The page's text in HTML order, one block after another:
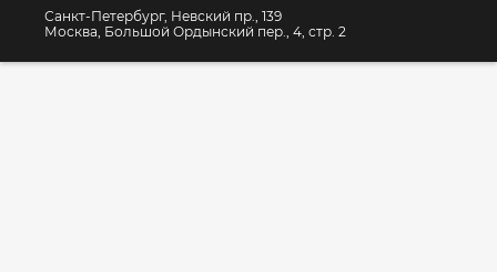
Санкт-Петербург, Невский пр., 139
Москва, Большой Ордынский пер., 4, стр. 2